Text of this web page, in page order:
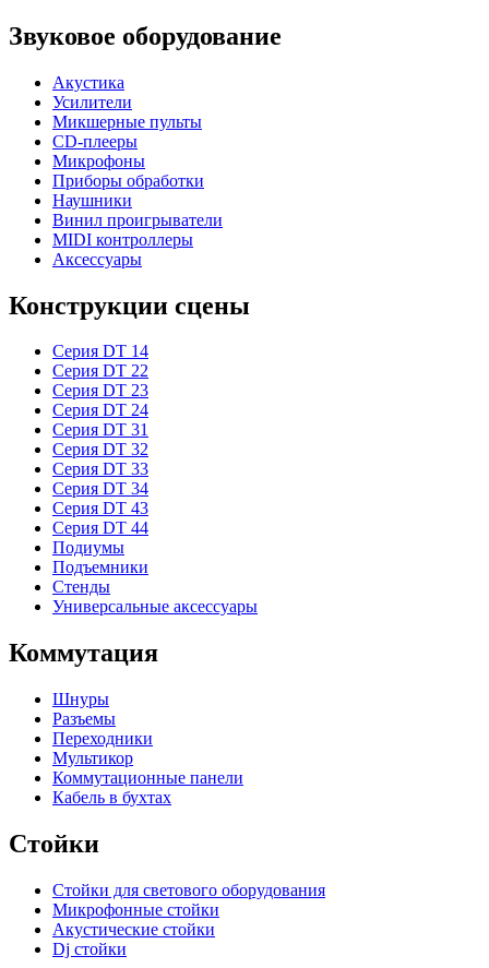
Звуковое оборудование
Акустика
Усилители
Микшерные пульты
CD-плееры
Микрофоны
Приборы обработки
Наушники
Винил проигрыватели
MIDI контроллеры
Аксессуары
Конструкции сцены
Серия DT 14
Серия DT 22
Серия DT 23
Серия DT 24
Серия DT 31
Серия DT 32
Серия DT 33
Серия DT 34
Серия DT 43
Серия DT 44
Подиумы
Подъемники
Стенды
Универсальные аксессуары
Коммутация
Шнуры
Разъемы
Переходники
Мультикор
Коммутационные панели
Кабель в бухтах
Стойки
Стойки для светового оборудования
Микрофонные стойки
Акустические стойки
Dj стойки